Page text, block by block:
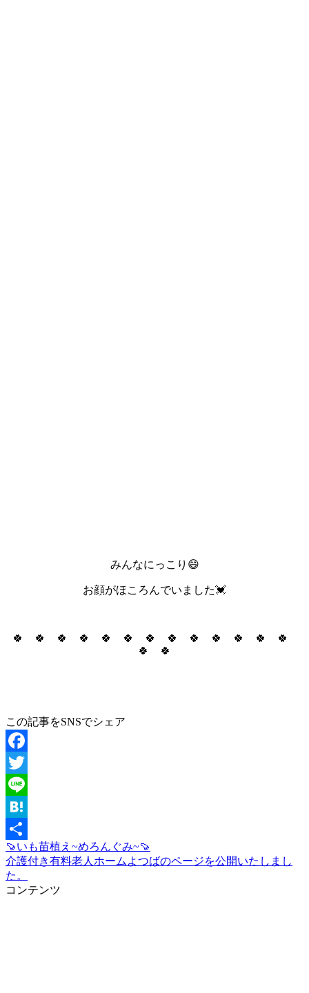
みんなにっこり😄
お顔がほころんでいました💓
🍀 🍀 🍀 🍀 🍀 🍀 🍀 🍀 🍀 🍀 🍀 🍀 🍀
🍀 🍀
この記事をSNSでシェア
Facebook
Twitter
Line
Hatena
共
有
🍠いも苗植え~めろんぐみ~🍠
介護付き有料老人ホームよつばのページを公開いたしまし
た。
コンテンツ